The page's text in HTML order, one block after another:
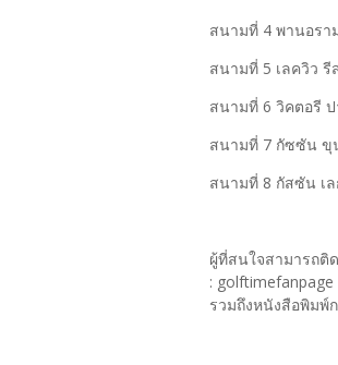
สนามที่ 4 พานอรา
สนามที่ 5 เลควิว
สนามที่ 6 วิคตอรี
สนามที่ 7 กัซซัน ขุ
สนามที่ 8 กัสซัน เ
ผู้ที่สนใจสามารถติ
:
รวมถึงหนังสือพิมพ์